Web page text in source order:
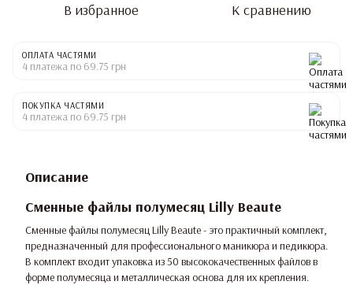
В избранное К сравнению
ОПЛАТА ЧАСТЯМИ
4 платежа по 69.75 грн
ПОКУПКА ЧАСТЯМИ
4 платежа по 69.75 грн
Описание
Сменные файлы полумесяц Lilly Beaute
Сменные файлы полумесяц Lilly Beaute - это практичный комплект,
предназначенный для профессионального маникюра и педикюра.
В комплект входит упаковка из 50 высококачественных файлов в
форме полумесяца и металлическая основа для их крепления.